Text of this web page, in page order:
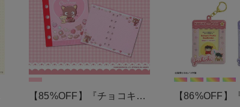
【85%OFF】『チョコキャ
【86%OFF】